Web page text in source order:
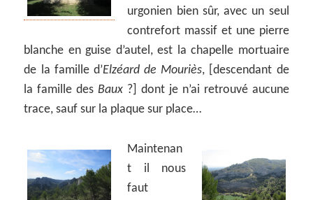
urgonien bien sûr, avec un seul
contrefort massif et une pierre
blanche en guise d’autel, est la chapelle mortuaire
de la famille d’Elzéard de Mouriès, [descendant de
la famille desBaux ?] dont je n’ai retrouvé aucune
trace, sauf sur la plaque sur place…
Maintenan
t il nous
faut